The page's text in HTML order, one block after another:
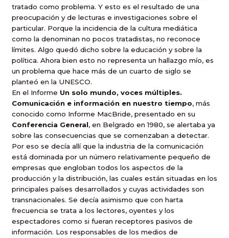
tratado como problema. Y esto es el resultado de una
preocupación y de lecturas e investigaciones sobre el
particular. Porque la incidencia de la cultura mediática
como la denominan no pocos tratadistas, no reconoce
límites. Algo quedó dicho sobre la educación y sobre la
política. Ahora bien esto no representa un hallazgo mío, es
un problema que hace más de un cuarto de siglo se
planteó en la UNESCO.
En el Informe  Un solo mundo, voces múltiples.
Comunicación e información en nuestro tiempo, más
conocido como Informe MacBride, presentado en su
Conferencia General, en Belgrado en 1980, se alertaba ya
sobre las consecuencias que se comenzaban a detectar.
Por eso se decía allí que la industria de la comunicación
está dominada por un número relativamente pequeño de
empresas que engloban todos los aspectos de la
producción y la distribución, las cuales están situadas en los
principales países desarrollados y cuyas actividades son
transnacionales. Se decía asimismo que con harta
frecuencia se trata a los lectores, oyentes y los
espectadores como si fueran receptores pasivos de
información. Los responsables de los medios de